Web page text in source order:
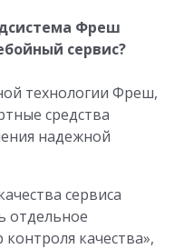
Фреш
сервис?
технологии Фреш,
средства
надежной
сервиса
отдельное
качества»,